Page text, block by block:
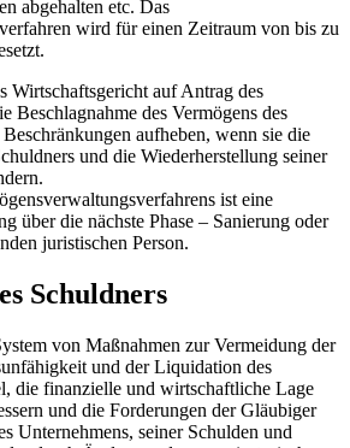
abgehalten etc. Das
wird für einen Zeitraum von bis zu
Wirtschaftsgericht auf Antrag des
Beschlagnahme des Vermögens des
aufheben, wenn sie die
und die Wiederherstellung seiner
ist eine
über die nächste Phase – Sanierung oder
juristischen Person.
Schuldners
von Maßnahmen zur Vermeidung der
und der Liquidation des
die finanzielle und wirtschaftliche Lage
und die Forderungen der Gläubiger
Unternehmens, seiner Schulden und